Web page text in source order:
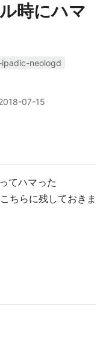
時にハマ
neologd
07-15
てハマった
ちらに残しておきま